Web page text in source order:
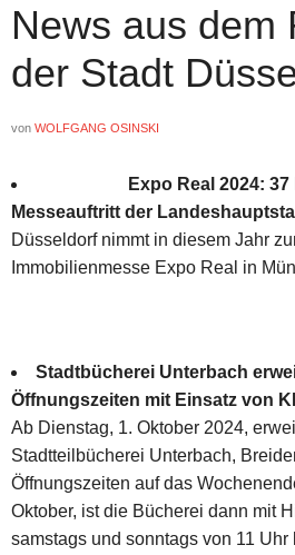
News aus dem
der Stadt
von WOLFGANG OSINSKI
Expo Real 2024:
Messeauftritt der
Düsseldorf nimmt in diesem Jahr
Immobilienmesse Expo Real in
Stadtbücherei Unterbach
Öffnungszeiten mit Einsatz von KI
Ab Dienstag, 1. Oktober 2024,
Stadtteilbücherei Unterbach,
Öffnungszeiten auf das
Oktober, ist die Bücherei dann mit
samstags und sonntags von 11 Uhr